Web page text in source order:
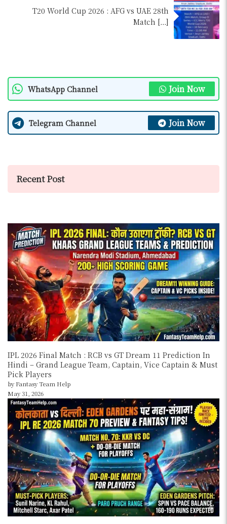
T20 World Cup 2026 : AFG vs UAE 28th
Match […]
WhatsApp Channel Join Now
Telegram Channel Join Now
Recent Post
IPL 2026 Final Match : RCB vs GT Dream 11 Prediction In
Hindi – Grand League Team, Captain, Vice Captain & Must
Pick Players
by Fantasy Team Help
May 31, 2026